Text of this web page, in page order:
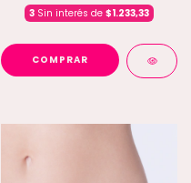
3 Sin interés de $1.233,33
COMPRAR